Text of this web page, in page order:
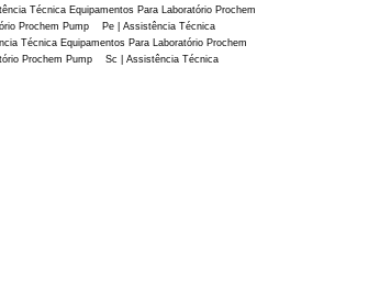
Técnica Equipamentos Para Laboratório Prochem
Prochem Pump Pe | Assistência Técnica
Técnica Equipamentos Para Laboratório Prochem
Prochem Pump Sc | Assistência Técnica